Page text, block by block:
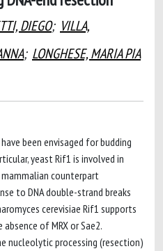
DIEGO; VILLA,
; LONGHESE, MARIA PIA
been envisaged for budding
yeast Rif1 is involved in
counterpart
to DNA double-strand breaks
cerevisiae Rif1 supports
of MRX or Sae2.
nucleolytic processing (resection)